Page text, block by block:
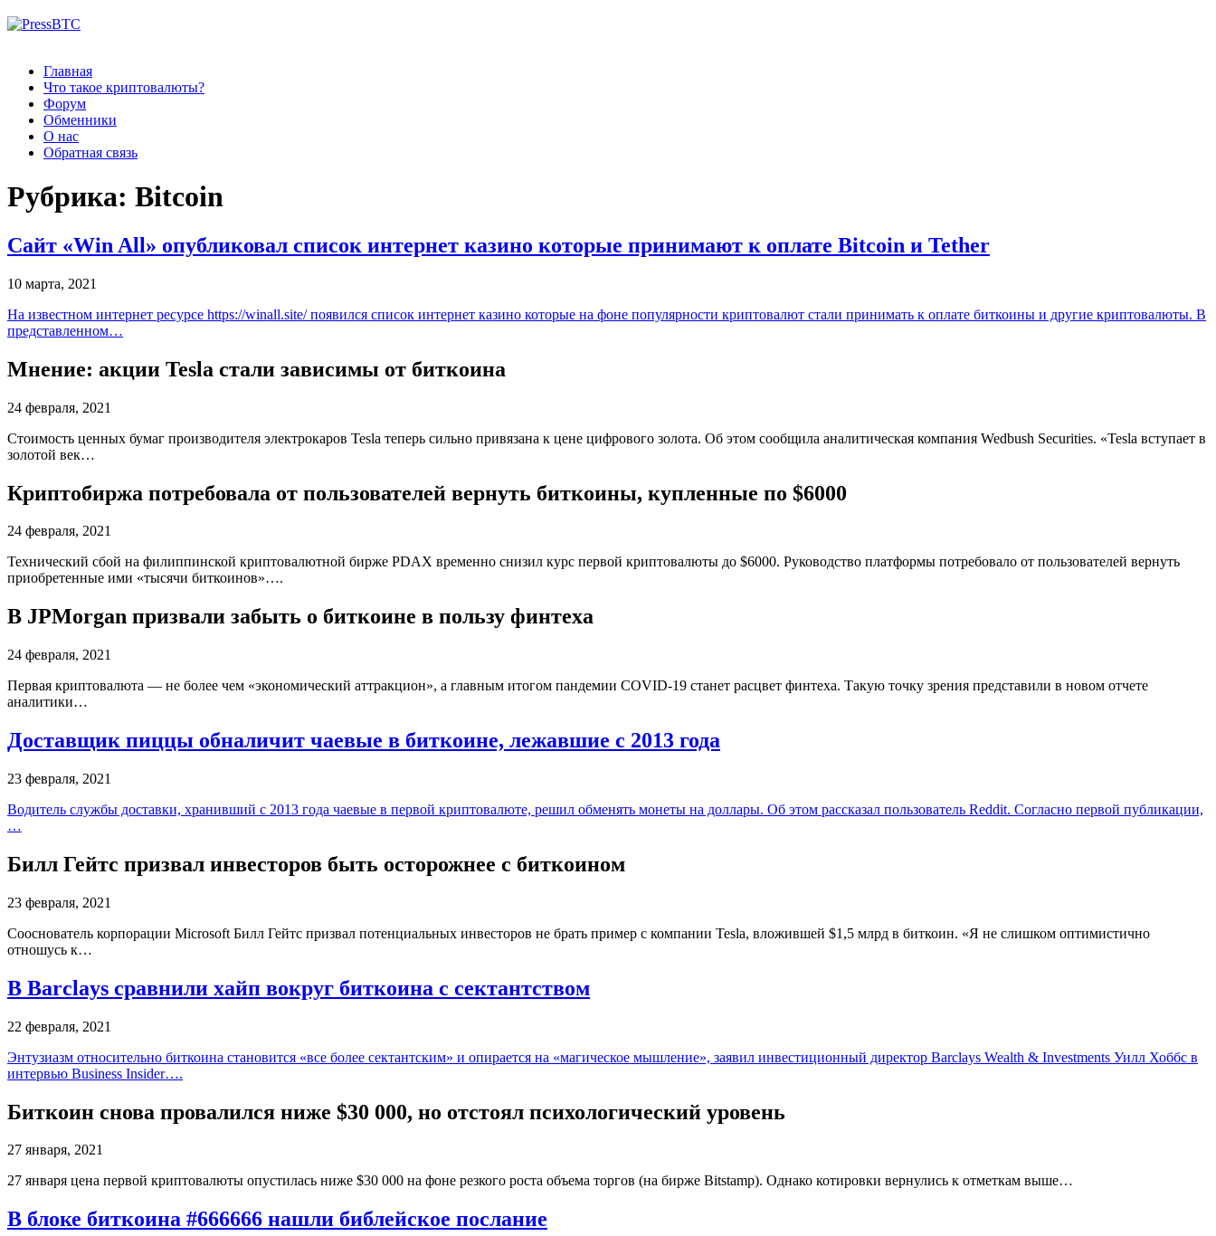
Главная
Что такое криптовалюты?
Форум
Обменники
О нас
Обратная связь
Рубрика: Bitcoin
Сайт «Win All» опубликовал список интернет казино которые принимают к оплате Bitcoin и Tether
10 марта, 2021
На известном интернет ресурсе https://winall.site/ появился список интернет казино которые на фоне популярности криптовалют стали принимать к оплате биткоины и другие криптовалюты. В
представленном…
Мнение: акции Tesla стали зависимы от биткоина
24 февраля, 2021
Стоимость ценных бумаг производителя электрокаров Tesla теперь сильно привязана к цене цифрового золота. Об этом сообщила аналитическая компания Wedbush Securities. «Tesla вступает в
золотой век…
Криптобиржа потребовала от пользователей вернуть биткоины, купленные по $6000
24 февраля, 2021
Технический сбой на филиппинской криптовалютной бирже PDAX временно снизил курс первой криптовалюты до $6000. Руководство платформы потребовало от пользователей вернуть
приобретенные ими «тысячи биткоинов»….
В JPMorgan призвали забыть о биткоине в пользу финтеха
24 февраля, 2021
Первая криптовалюта — не более чем «экономический аттракцион», а главным итогом пандемии COVID-19 станет расцвет финтеха. Такую точку зрения представили в новом отчете
аналитики…
Доставщик пиццы обналичит чаевые в биткоине, лежавшие с 2013 года
23 февраля, 2021
Водитель службы доставки, хранивший с 2013 года чаевые в первой криптовалюте, решил обменять монеты на доллары. Об этом рассказал пользователь Reddit. Согласно первой публикации,
…
Билл Гейтс призвал инвесторов быть осторожнее с биткоином
23 февраля, 2021
Сооснователь корпорации Microsoft Билл Гейтс призвал потенциальных инвесторов не брать пример с компании Tesla, вложившей $1,5 млрд в биткоин. «Я не слишком оптимистично
отношусь к…
В Barclays сравнили хайп вокруг биткоина с сектантством
22 февраля, 2021
Энтузиазм относительно биткоина становится «все более сектантским» и опирается на «магическое мышление», заявил инвестиционный директор Barclays Wealth & Investments Уилл Хоббс в
интервью Business Insider….
Биткоин снова провалился ниже $30 000, но отстоял психологический уровень
27 января, 2021
27 января цена первой криптовалюты опустилась ниже $30 000 на фоне резкого роста объема торгов (на бирже Bitstamp). Однако котировки вернулись к отметкам выше…
В блоке биткоина #666666 нашли библейское послание